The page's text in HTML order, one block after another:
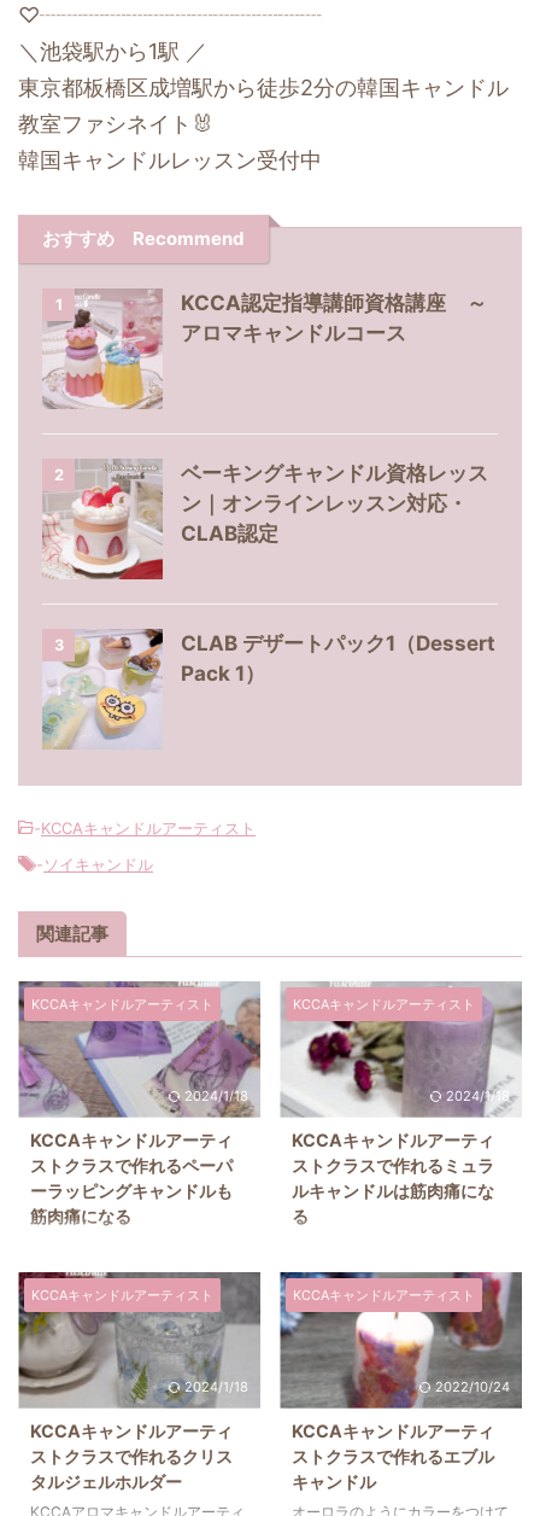
♡┈┈┈┈┈┈┈┈┈┈┈┈┈
＼池袋駅から1駅 ／
東京都板橋区成増駅から徒歩2分の韓国キャンドル
教室ファシネイト🐰
韓国キャンドルレッスン受付中
おすすめ Recommend
1
KCCA認定指導講師資格講座 ～
アロマキャンドルコース
2
ベーキングキャンドル資格レッス
ン｜オンラインレッスン対応・
CLAB認定
3
CLAB デザートパック1（Dessert
Pack 1）
-KCCAキャンドルアーティスト
-ソイキャンドル
関連記事
KCCAキャンドルアーティスト
2024/1/18
KCCAキャンドルアーティ
ストクラスで作れるペーパ
ーラッピングキャンドルも
筋肉痛になる
ーラッピングキャンドル☆ ポイ
ントは ①マーブルカラーのつく
りかた ②立体三角形のつくりか
た ③タッセルのつくりかた 難し
い作品ですが、出来上がりは可愛
いです◎
♡┈┈┈┈┈┈┈┈┈┈┈┈┈
技術に特化しているKCCAキャン
ドルアーティストクラスは、日本
で人気のKCCAアロマキャンドル
マスタークラスのレベルアップコ
KCCAキャンドルアーティスト
2024/1/18
KCCAキャンドルアーティ
ストクラスで作れるミュラ
ルキャンドルは筋肉痛にな
る
ンドル。 ちょっとヴィンテージ
な雰囲気に仕上げてみました☆
個人的にKCCAキャンドルアーテ
ィストクラスの作品で難しかった
キャンドル上位に入ります(;^_^A
そしてこれを作ると右腕が筋肉痛
になります。
♡┈┈┈┈┈┈┈┈┈┈┈┈┈
技術に特化しているKCCAキャン
ドルアーティストクラスは、日本
で人気のKCCAアロマキャンドル
KCCAキャンドルアーティスト
2024/1/18
KCCAキャンドルアーティ
ストクラスで作れるクリス
タルジェルホルダー
KCCAアロマキャンドルアーティ
KCCAキャンドルアーティスト
2022/10/24
KCCAキャンドルアーティ
ストクラスで作れるエブル
キャンドル
オーロラのようにカラーをつけて